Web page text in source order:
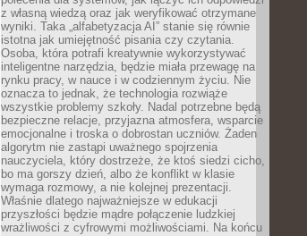
z własną wiedzą oraz jak weryfikować otrzymane
wyniki. Taka „alfabetyzacja AI” stanie się równie
istotna jak umiejętność pisania czy czytania.
Osoba, która potrafi kreatywnie wykorzystywać
inteligentne narzędzia, będzie miała przewagę na
rynku pracy, w nauce i w codziennym życiu. Nie
oznacza to jednak, że technologia rozwiąże
wszystkie problemy szkoły. Nadal potrzebne będą
bezpieczne relacje, przyjazna atmosfera, wsparcie
emocjonalne i troska o dobrostan uczniów. Żaden
algorytm nie zastąpi uważnego spojrzenia
nauczyciela, który dostrzeże, że ktoś siedzi cicho,
bo ma gorszy dzień, albo że konflikt w klasie
wymaga rozmowy, a nie kolejnej prezentacji.
Właśnie dlatego najważniejsze w edukacji
przyszłości będzie mądre połączenie ludzkiej
wrażliwości z cyfrowymi możliwościami. Na końcu